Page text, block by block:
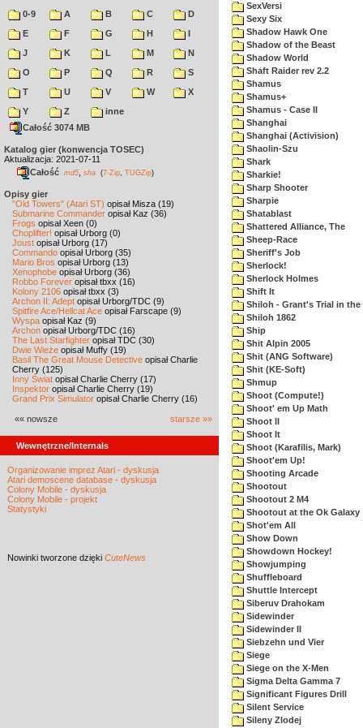
0-9 A B C
D
E
F G H
I
J
K L M
N
O
P Q R
S
T
U V W
X
Y
Z
inne
Całość 3074 MB
Katalog gier (konwencja TOSEC)
Aktualizacja: 2021-07-11
Całość md5 sha (7-Zip TUGZip)
Opisy gier
"Old Towers" (Atari ST) opisał Misza (19)
Submarine Commander opisał Kaz (36)
Frogs opisał Xeen (0)
Choplifter! opisał Urborg (0)
Joust opisał Urborg (17)
Commando opisał Urborg (35)
Mario Bros opisał Urborg (13)
Xenophobe opisał Urborg (36)
Robbo Forever opisał tbxx (16)
Kolony 2106 opisał tbxx (3)
Archon II: Adept opisał Urborg/TDC (9)
Spitfire Ace/Hellcat Ace opisał Farscape (9)
Wyspa opisał Kaz (9)
Archon opisał Urborg/TDC (16)
The Last Starfighter opisał TDC (30)
Dwie Wieże opisał Muffy (19)
Basil The Great Mouse Detective opisał Charlie
Cherry (125)
Inny Świat opisał Charlie Cherry (17)
Inspektor opisał Charlie Cherry (19)
Grand Prix Simulator opisał Charlie Cherry (16)
«« nowsze starsze »»
Wewnętrzne/Internals
Organizowanie imprez Atari - dyskusja
Atari demoscene database - dyskusja
Colony Mobile - dyskusja
Colony Mobile - projekt
Statystyki
Nowinki tworzone dzięki CuteNews
SexVersi
Sexy Six
Shadow Hawk One
Shadow of the Beast
Shadow World
Shaft Raider rev 2.2
Shamus
Shamus+
Shamus - Case II
Shanghai
Shanghai (Activision)
Shaolin-Szu
Shark
Sharkie!
Sharp Shooter
Sharpie
Shatablast
Shattered Alliance, The
Sheep-Race
Sheriff's Job
Sherlock!
Sherlock Holmes
Shift It
Shiloh - Grant's Trial in the
Shiloh 1862
Ship
Shit Alpin 2005
Shit (ANG Software)
Shit (KE-Soft)
Shmup
Shoot (Compute!)
Shoot' em Up Math
Shoot II
Shoot It
Shoot (Karafilis, Mark)
Shoot'em Up!
Shooting Arcade
Shootout
Shootout 2 M4
Shootout at the Ok Galaxy
Shot'em All
Show Down
Showdown Hockey!
Showjumping
Shuffleboard
Shuttle Intercept
Siberuv Drahokam
Sidewinder
Sidewinder II
Siebzehn und Vier
Siege
Siege on the X-Men
Sigma Delta Gamma 7
Significant Figures Drill
Silent Service
Sileny Zlodej